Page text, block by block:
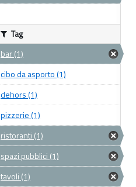
Tag
bar (1)
cibo da asporto (1)
dehors (1)
pizzerie (1)
ristoranti (1)
spazi pubblici (1)
tavoli (1)